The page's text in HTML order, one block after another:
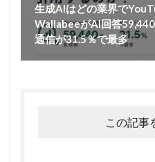
生成AIはどの業界で
WallabeeがAI回答
通信が31.5％で最多
この記事